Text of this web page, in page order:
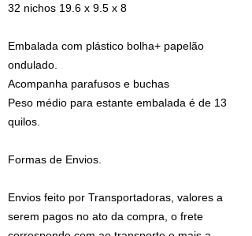
32 nichos 19.6 x 9.5 x 8
Embalada com plástico bolha+ papelão
ondulado.
Acompanha parafusos e buchas
Peso médio para estante embalada é de 13
quilos.
Formas de Envios.
Envios feito por Transportadoras, valores a
serem pagos no ato da compra, o frete